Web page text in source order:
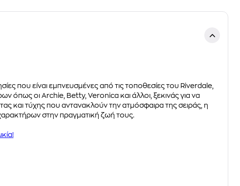
που είναι εμπνευσμένες από τις τοποθεσίες του Riverdale,
οι Archie, Betty, Veronica και άλλοι, ξεκινάς για να
και τύχης που αντανακλούν την ατμόσφαιρα της σειράς, η
στην πραγματική ζωή τους.